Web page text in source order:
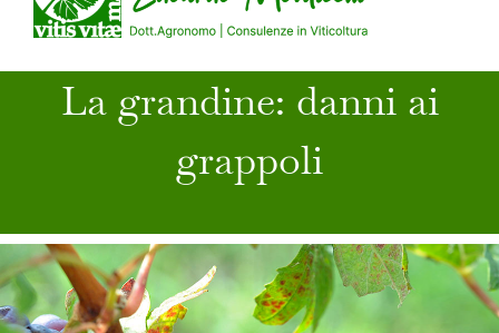
La grandine: danni ai
grappoli